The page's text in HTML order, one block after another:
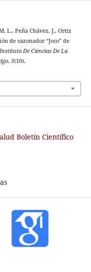
L., Peña Chávez, J., Ortiz
de sazonador “Joco” de
De Ciencias De La
, 5(10).
Boletín Científico